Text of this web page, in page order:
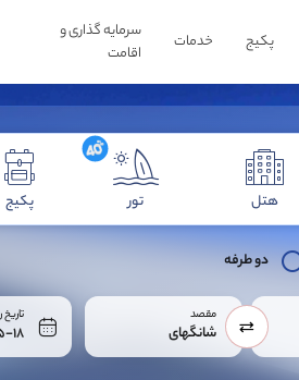
پکیج خدمات
سرمایه گذاری و
اقامت
هتل تور پکیج
دو طرفه
مقصد
شانگهای
تاریخ رفت
18